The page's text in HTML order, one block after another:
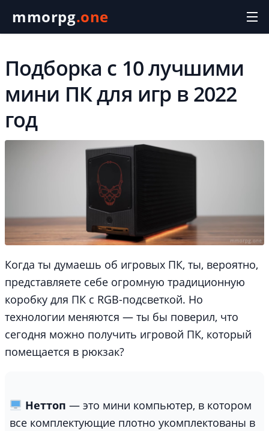
mmorpg.one
Подборка с 10 лучшими
мини ПК для игр в 2022
год
Когда ты думаешь об игровых ПК, ты, вероятно,
представляете себе огромную традиционную
коробку для ПК с RGB-подсветкой. Но
технологии меняются — ты бы поверил, что
сегодня можно получить игровой ПК, который
помещается в рюкзак?
Неттоп — это мини компьютер, в котором
все комплектующие плотно укомплектованы в